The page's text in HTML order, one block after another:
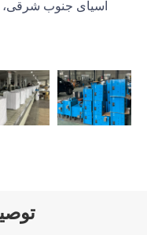
آسیای جنوب شرقی،